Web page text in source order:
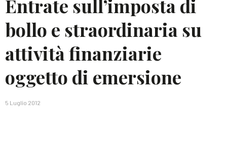
Entrate sull’imposta di
bollo e straordinaria su
attività finanziarie
oggetto di emersione
5 Luglio 2012